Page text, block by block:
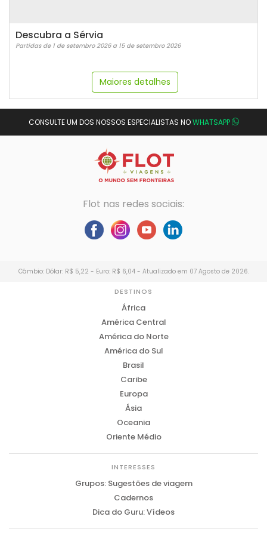
Descubra a Sérvia
Partidas de 1 de setembro 2026 a 15 de setembro 2026
Maiores detalhes
CONSULTE UM DOS NOSSOS ESPECIALISTAS NOWHATSAPP
Flot nas redes sociais:
Câmbio: Dólar: R$ 5,22 - Euro: R$ 6,04 - Atualizado em 07 Agosto de 2026.
DESTINOS
África
América Central
América do Norte
América do Sul
Brasil
Caribe
Europa
Ásia
Oceania
Oriente Médio
INTERESSES
Grupos: Sugestões de viagem
Cadernos
Dica do Guru: Vídeos